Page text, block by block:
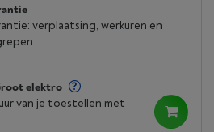
verplaatsing, werkuren en
elektro
van je toestellen met